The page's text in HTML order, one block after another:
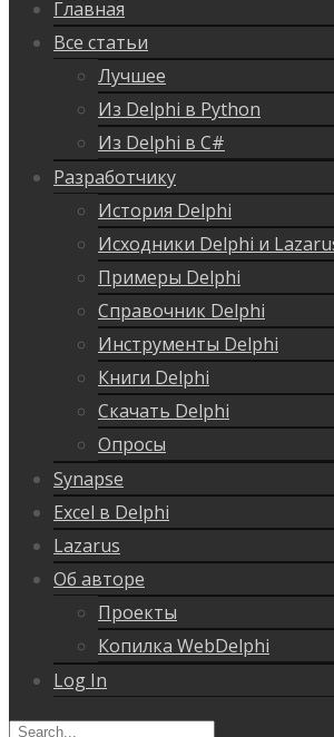
Главная
Все статьи
Лучшее
Из Delphi в Python
Из Delphi в C#
Разработчику
История Delphi
Исходники Delphi и
Примеры Delphi
Справочник Delphi
Инструменты Delphi
Книги Delphi
Скачать Delphi
Опросы
Synapse
Excel в Delphi
Lazarus
Об авторе
Проекты
Копилка WebDelphi
Log In